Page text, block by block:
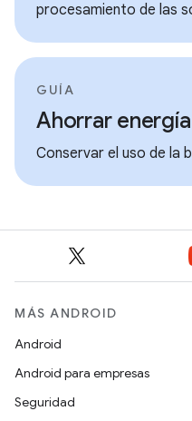
procesamiento de las
GUÍA
Ahorrar energía
Conservar el uso de la
MÁS ANDROID
Android
Android para empresas
Seguridad